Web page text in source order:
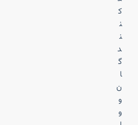
ک
ن
ن
د
گ
ا
ن
و
و